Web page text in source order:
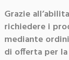
Grazie
richiedere i
mediante
di offerta per